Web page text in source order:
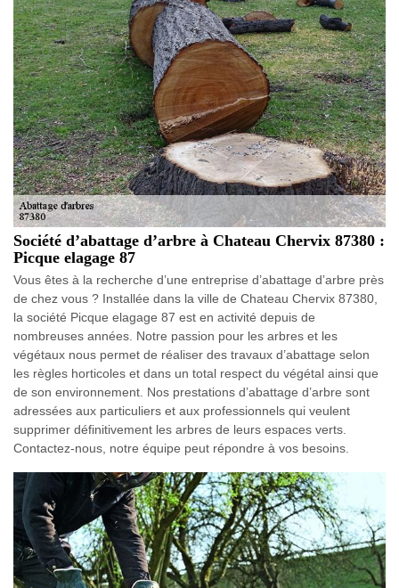
Société d’abattage d’arbre à Chateau Chervix 87380 :
Picque elagage 87
Vous êtes à la recherche d’une entreprise d’abattage d’arbre près
de chez vous ? Installée dans la ville de Chateau Chervix 87380,
la société Picque elagage 87 est en activité depuis de
nombreuses années. Notre passion pour les arbres et les
végétaux nous permet de réaliser des travaux d’abattage selon
les règles horticoles et dans un total respect du végétal ainsi que
de son environnement. Nos prestations d’abattage d’arbre sont
adressées aux particuliers et aux professionnels qui veulent
supprimer définitivement les arbres de leurs espaces verts.
Contactez-nous, notre équipe peut répondre à vos besoins.